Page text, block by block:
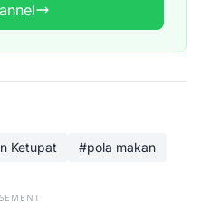
Ketupat #pola makan